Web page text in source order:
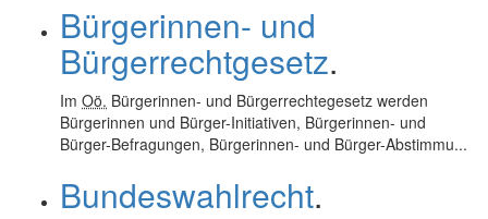
Bürgerinnen- und
Bürgerrechtgesetz.
Im Oö. Bürgerinnen- und Bürgerrechtegesetz werden
Bürgerinnen und Bürger-Initiativen, Bürgerinnen- und
Bürger-Befragungen, Bürgerinnen- und Bürger-Abstimmu...
Bundeswahlrecht.